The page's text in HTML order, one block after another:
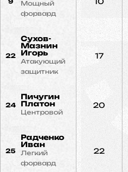
Мощный
форвард
22
Сухов-
Мазнин
Игорь
Атакующий
защитник
17
24
Пичугин
Платон
Центровой
20
25
Радченко
Иван
Легкий
форвард
22